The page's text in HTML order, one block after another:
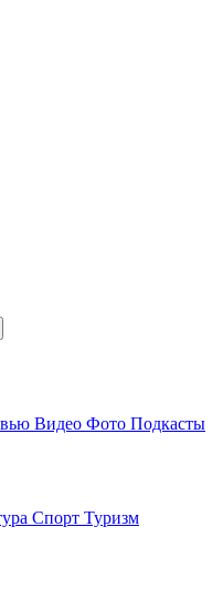
Видео Фото Подкасты
Спорт Туризм